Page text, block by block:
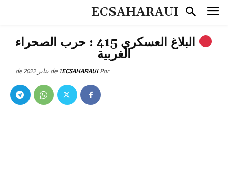
ECSAHARAUI
البلاغ العسكري 415 : حرب الصحراء
الغربية
Por
ECSAHARAUI1 de يناير de 2022